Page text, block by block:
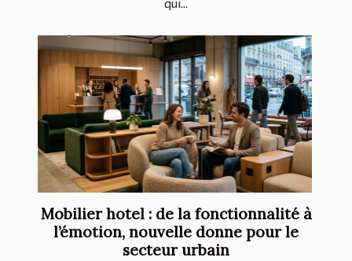
Mobilier hotel : de la fonctionnalité à
l’émotion, nouvelle donne pour le
secteur urbain